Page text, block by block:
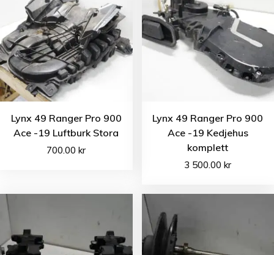
Lynx 49 Ranger Pro 900
Ace -19 Luftburk Stora
700.00kr
Lynx 49 Ranger Pro 900
Ace -19 Kedjehus
komplett
3 500.00kr